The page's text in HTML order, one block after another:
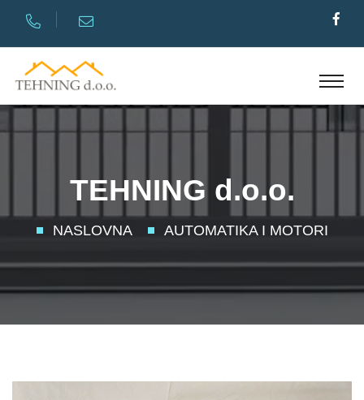
TEHNING d.o.o.
NASLOVNA AUTOMATIKA I MOTORI